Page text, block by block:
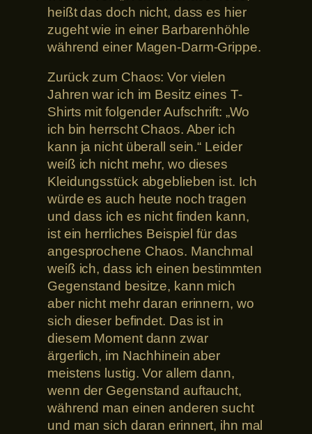
heißt das doch nicht, dass es hier
zugeht wie in einer Barbarenhöhle
während einer Magen-Darm-Grippe.
Zurück zum Chaos: Vor vielen
Jahren war ich im Besitz eines T-
Shirts mit folgender Aufschrift: „Wo
ich bin herrscht Chaos. Aber ich
kann ja nicht überall sein.“ Leider
weiß ich nicht mehr, wo dieses
Kleidungsstück abgeblieben ist. Ich
würde es auch heute noch tragen
und dass ich es nicht finden kann,
ist ein herrliches Beispiel für das
angesprochene Chaos. Manchmal
weiß ich, dass ich einen bestimmten
Gegenstand besitze, kann mich
aber nicht mehr daran erinnern, wo
sich dieser befindet. Das ist in
diesem Moment dann zwar
ärgerlich, im Nachhinein aber
meistens lustig. Vor allem dann,
wenn der Gegenstand auftaucht,
während man einen anderen sucht
und man sich daran erinnert, ihn mal